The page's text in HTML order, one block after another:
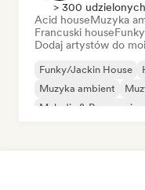
> 300
Acid houseMuzyka
Francuski house
Dodaj artystów do
Funky/Jackin House
Muzyka ambient
Melodic & Progressive